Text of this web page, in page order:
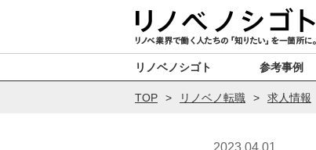
リノベノシゴト 参考事例
TOP リノベノ転職 求人情報